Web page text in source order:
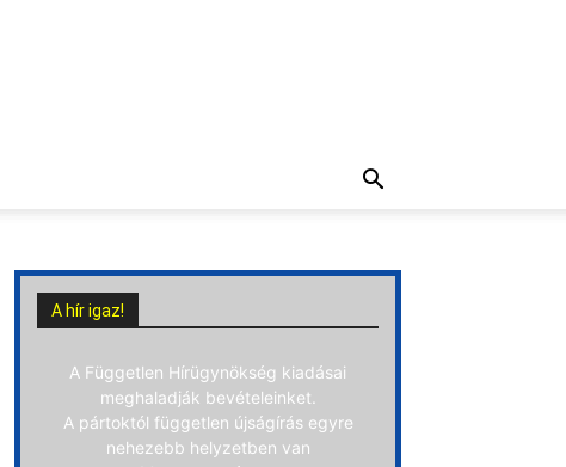
A hír igaz!
A Független Hírügynökség kiadásai
meghaladják bevételeinket.
A pártoktól független újságírás egyre
nehezebb helyzetben van